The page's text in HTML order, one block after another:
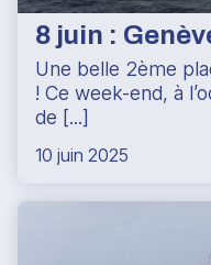
8 juin :
Une belle 2ème
! Ce week-end, à
de [...]
10 juin 2025